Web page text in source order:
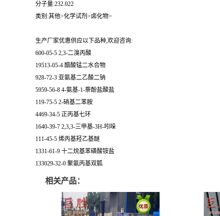
分子量:232.022
类别:其他>化学试剂>卤化物>
生产厂家优惠供应以下品种,欢迎咨询:
600-05-5 2,3-二溴丙酸
19513-05-4 醋酸锰二水合物
928-72-3 亚氨基二乙酸二钠
5959-56-8 4-氨基-1-萘酚盐酸盐
119-75-5 2-硝基二苯胺
4469-34-5 正丙基七环
1640-39-7 2,3,3-三甲基-3H-吲哚
111-45-5 烯丙基羟乙基醚
1331-61-9 十二烷基苯磺酸铵盐
133029-32-0 聚氨丙基双胍
相关产品：